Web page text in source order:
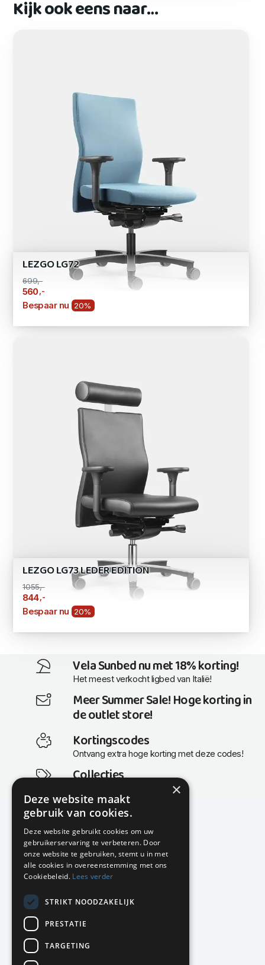
Kijk ook eens naar…
LEZGO LG72
699,-
560 ,-
Bespaar nu 20%
LEZGO LG73 LEDER EDITION
1055,-
844 ,-
Bespaar nu 20%
Vela Sunbed nu met 18% korting!
Het meest verkocht ligbed van Italië!
Meer Summer Sale! Hoge korting in
de outlet store!
Kortingscodes
Ontvang extra hoge korting met deze codes!
Collecties
Actuele en populaire collecties
KMP Kantoormeubilair
Airport Business Park
Frankfurtstraat 29-31
1175 RH Lijnden
020-617 01 26
info@kmpkantoormeubilair.nl
Facebook
Instagram
×
Deze website maakt
gebruik van cookies.
Deze website gebruikt cookies om uw
gebruikerservaring te verbeteren. Door
onze website te gebruiken, stemt u in met
alle cookies in overeenstemming met ons
Cookiebeleid. Lees verder
STRIKT NOODZAKELIJK
PRESTATIE
TARGETING